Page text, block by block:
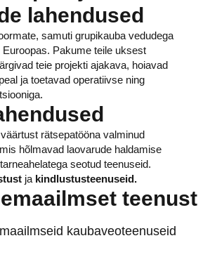
lahendused
samuti grupikauba vedudega
Pakume teile uksest
teie projekti ajakava, hoiavad
ja toetavad operatiivse ning
rätsepatööna valminud
hõlmavad laovarude haldamise
seotud teenuseid.
ja kindlustusteenuseid.
teenust
kaubaveoteenuseid